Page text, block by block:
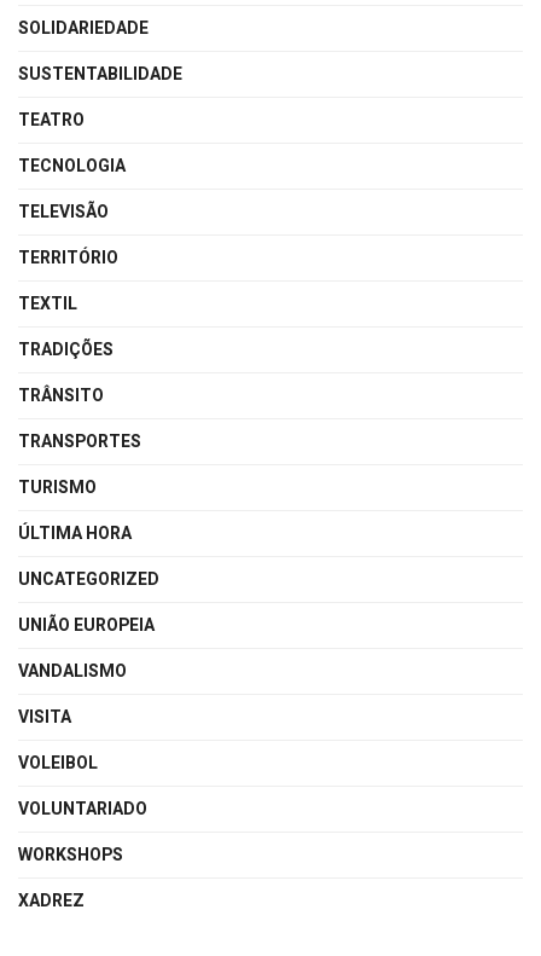
SOLIDARIEDADE
SUSTENTABILIDADE
TEATRO
TECNOLOGIA
TELEVISÃO
TERRITÓRIO
TEXTIL
TRADIÇÕES
TRÂNSITO
TRANSPORTES
TURISMO
ÚLTIMA HORA
UNCATEGORIZED
UNIÃO EUROPEIA
VANDALISMO
VISITA
VOLEIBOL
VOLUNTARIADO
WORKSHOPS
XADREZ